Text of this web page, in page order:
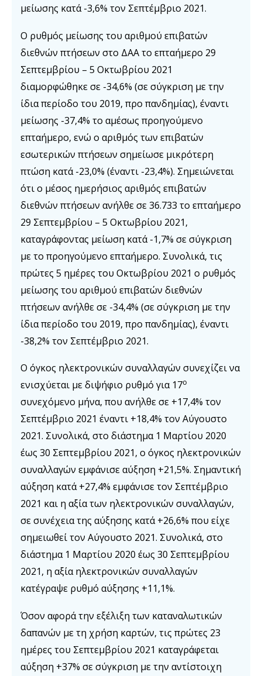
μείωσης κατά -3,6% τον Σεπτέμβριο 2021.
O ρυθμός μείωσης του αριθμού επιβατών
διεθνών πτήσεων στο ΔΑΑ το επταήμερο 29
Σεπτεμβρίου – 5 Οκτωβρίου 2021
διαμορφώθηκε σε -34,6% (σε σύγκριση με την
ίδια περίοδο του 2019, προ πανδημίας), έναντι
μείωσης -37,4% το αμέσως προηγούμενο
επταήμερο, ενώ ο αριθμός των επιβατών
εσωτερικών πτήσεων σημείωσε μικρότερη
πτώση κατά -23,0% (έναντι -23,4%). Σημειώνεται
ότι ο μέσος ημερήσιος αριθμός επιβατών
διεθνών πτήσεων ανήλθε σε 36.733 το επταήμερο
29 Σεπτεμβρίου – 5 Οκτωβρίου 2021,
καταγράφοντας μείωση κατά -1,7% σε σύγκριση
με το προηγούμενο επταήμερο. Συνολικά, τις
πρώτες 5 ημέρες του Οκτωβρίου 2021 ο ρυθμός
μείωσης του αριθμού επιβατών διεθνών
πτήσεων ανήλθε σε -34,4% (σε σύγκριση με την
ίδια περίοδο του 2019, προ πανδημίας), έναντι
-38,2% τον Σεπτέμβριο 2021.
Ο όγκος ηλεκτρονικών συναλλαγών συνεχίζει να
ενισχύεται με διψήφιο ρυθμό για 17ο
συνεχόμενο μήνα, που ανήλθε σε +17,4% τον
Σεπτέμβριο 2021 έναντι +18,4% τον Αύγουστο
2021. Συνολικά, στο διάστημα 1 Μαρτίου 2020
έως 30 Σεπτεμβρίου 2021, ο όγκος ηλεκτρονικών
συναλλαγών εμφάνισε αύξηση +21,5%. Σημαντική
αύξηση κατά +27,4% εμφάνισε τον Σεπτέμβριο
2021 και η αξία των ηλεκτρονικών συναλλαγών,
σε συνέχεια της αύξησης κατά +26,6% που είχε
σημειωθεί τον Αύγουστο 2021. Συνολικά, στο
διάστημα 1 Μαρτίου 2020 έως 30 Σεπτεμβρίου
2021, η αξία ηλεκτρονικών συναλλαγών
κατέγραψε ρυθμό αύξησης +11,1%.
Όσον αφορά την εξέλιξη των καταναλωτικών
δαπανών με τη χρήση καρτών, τις πρώτες 23
ημέρες του Σεπτεμβρίου 2021 καταγράφεται
αύξηση +37% σε σύγκριση με την αντίστοιχη